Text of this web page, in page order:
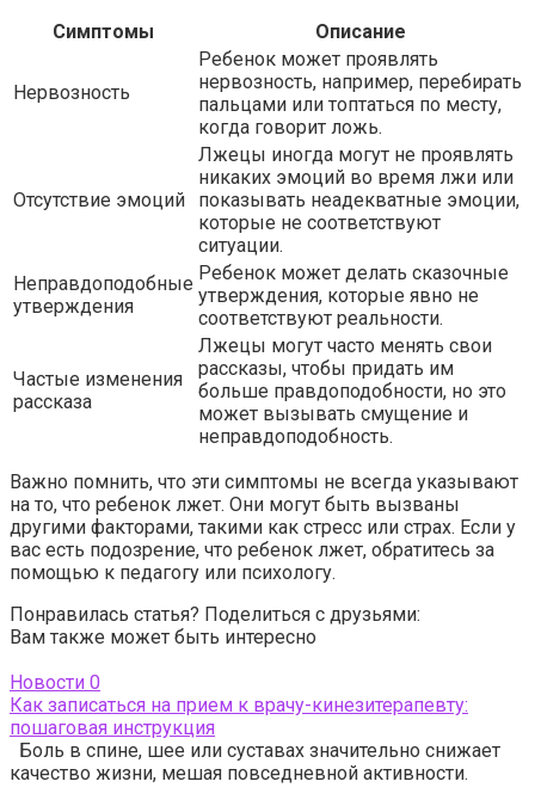
Симптомы
Описание
Нервозность
Ребенок может проявлять
нервозность, например, перебирать
пальцами или топтаться по месту,
когда говорит ложь.
Отсутствие эмоций
Лжецы иногда могут не проявлять
никаких эмоций во время лжи или
показывать неадекватные эмоции,
которые не соответствуют
ситуации.
Неправдоподобные
утверждения
Ребенок может делать сказочные
утверждения, которые явно не
соответствуют реальности.
Частые изменения
рассказа
Лжецы могут часто менять свои
рассказы, чтобы придать им
больше правдоподобности, но это
может вызывать смущение и
неправдоподобность.
Важно помнить, что эти симптомы не всегда указывают
на то, что ребенок лжет. Они могут быть вызваны
другими факторами, такими как стресс или страх. Если у
вас есть подозрение, что ребенок лжет, обратитесь за
помощью к педагогу или психологу.
Понравилась статья? Поделиться с друзьями:
Вам также может быть интересно
Новости 0
Как записаться на прием к врачу-кинезитерапевту:
пошаговая инструкция
Боль в спине, шее или суставах значительно снижает
качество жизни, мешая повседневной активности.